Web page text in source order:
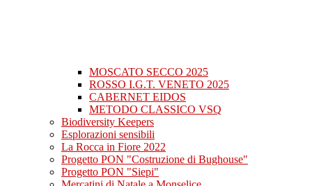
MOSCATO SECCO 2025
ROSSO I.G.T. VENETO 2025
CABERNET EIDOS
METODO CLASSICO VSQ
Biodiversity Keepers
Esplorazioni sensibili
La Rocca in Fiore 2022
Progetto PON "Costruzione di Bughouse"
Progetto PON "Siepi"